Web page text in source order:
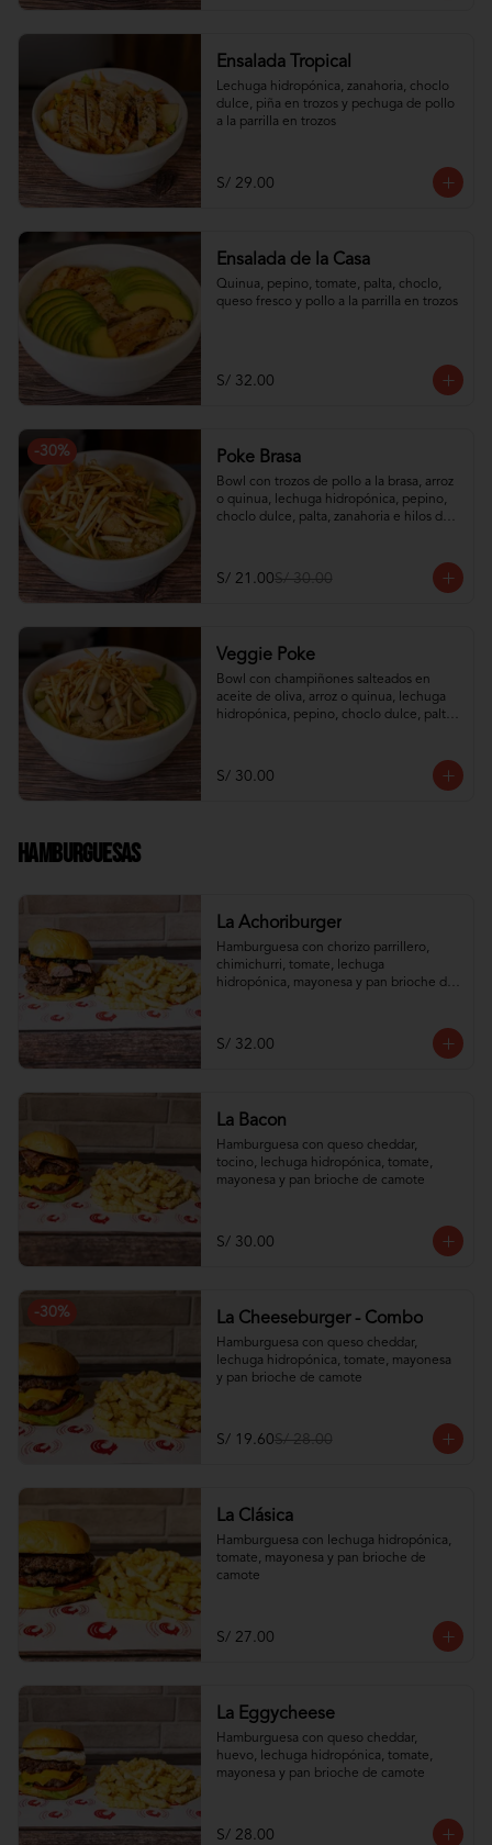
Ensalada Tropical
Lechuga hidropónica, zanahoria, choclo
dulce, piña en trozos y pechuga de pollo
a la parrilla en trozos
S/ 29.00
Ensalada de la Casa
Quinua, pepino, tomate, palta, choclo,
queso fresco y pollo a la parrilla en trozos
S/ 32.00
-30% Poke Brasa
Bowl con trozos de pollo a la brasa, arroz
o quinua, lechuga hidropónica, pepino,
choclo dulce, palta, zanahoria e hilos de
S/ 21.00S/ 30.00
Veggie Poke
Bowl con champiñones salteados en
aceite de oliva, arroz o quinua, lechuga
hidropónica, pepino, choclo dulce, palta,
S/ 30.00
Hamburguesas
La Achoriburger
Hamburguesa con chorizo parrillero,
chimichurri, tomate, lechuga
hidropónica, mayonesa y pan brioche de
S/ 32.00
La Bacon
Hamburguesa con queso cheddar,
tocino, lechuga hidropónica, tomate,
mayonesa y pan brioche de camote
S/ 30.00
-30% La Cheeseburger - Combo
Hamburguesa con queso cheddar,
lechuga hidropónica, tomate, mayonesa
y pan brioche de camote
S/ 19.60S/ 28.00
La Clásica
Hamburguesa con lechuga hidropónica,
tomate, mayonesa y pan brioche de
camote
S/ 27.00
La Eggycheese
Hamburguesa con queso cheddar,
huevo, lechuga hidropónica, tomate,
mayonesa y pan brioche de camote
S/ 28.00